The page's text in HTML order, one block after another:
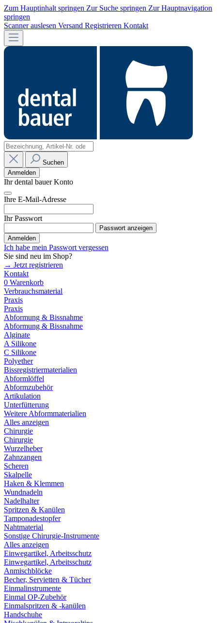
Zum Hauptinhalt springen Zur Suche springen Zur Hauptnavigation
springen
Scanner auslesen Versand Registrieren Kontakt
Suchen
Anmelden
Ihr dental bauer Konto
Ihre E-Mail-Adresse
Ihr Passwort
Passwort anzeigen
Anmelden
Ich habe mein Passwort vergessen
Sie sind neu im Shop?
→ Jetzt registrieren
Kontakt
0 Warenkorb
Verbrauchsmaterial
Praxis
Praxis
Abformung & Bissnahme
Abformung & Bissnahme
Alginate
A Silikone
C Silikone
Polyether
Bissregistriermaterialien
Abformlöffel
Abformzubehör
Artikulation
Unterfütterung
Weitere Abformmaterialien
Alles anzeigen
Chirurgie
Chirurgie
Wurzelheber
Zahnzangen
Scheren
Skalpelle
Haken & Klemmen
Wundnadeln
Nadelhalter
Spritzen & Kanülen
Tamponadestopfer
Nahtmaterial
Sonstige Chirurgie-Instrumente
Alles anzeigen
Einwegartikel, Arbeitsschutz
Einwegartikel, Arbeitsschutz
Anmischblöcke
Becher, Servietten & Tücher
Einmalinstrumente
Einmal OP-Zubehör
Einmalspritzen & -kanülen
Handschuhe